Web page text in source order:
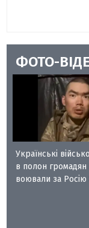
ФОТО-
Українські
в полон громадян
воювали за Росію